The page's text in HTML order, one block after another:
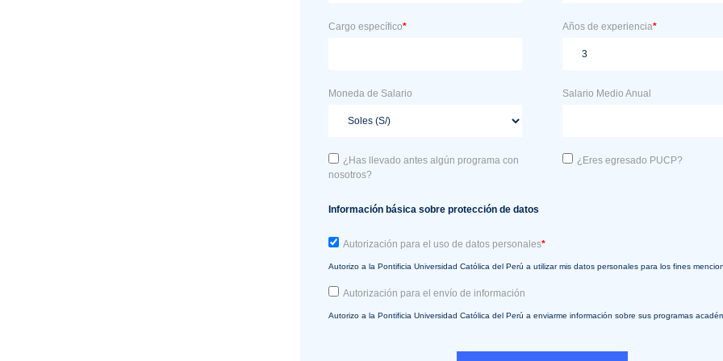
Cargo específico* Años de experiencia*
Moneda de Salario Salario Medio Anual
¿Has llevado antes algún programa con
nosotros?
¿Eres egresado PUCP?
Información básica sobre protección de datos
Autorización para el uso de datos personales*
Autorizo a la Pontificia Universidad Católica del Perú a utilizar mis datos personales para los fines
Autorización para el envío de información
Autorizo a la Pontificia Universidad Católica del Perú a enviarme información sobre sus programas